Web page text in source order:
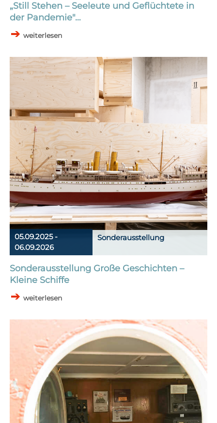
„Still Stehen – Seeleute und Geflüchtete in
der Pandemie"…
weiterlesen
Sonderausstellung
05.09.2025 -
06.09.2026
Sonderausstellung Große Geschichten –
Kleine Schiffe
weiterlesen